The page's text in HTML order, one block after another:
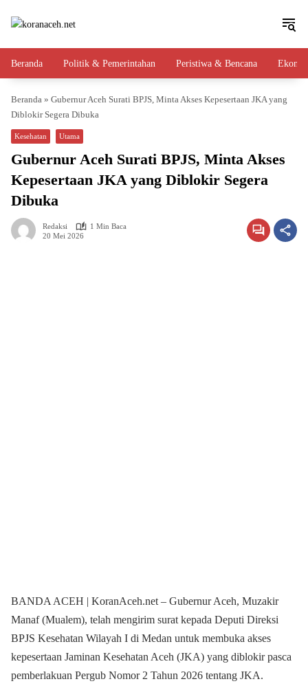
Beranda Politik & Pemerintahan Peristiwa & Bencana
Beranda » Gubernur Aceh Surati BPJS, Minta Akses Kepesertaan JKA yang
Diblokir Segera Dibuka
Kesehatan Utama
Gubernur Aceh Surati BPJS, Minta Akses
Kepesertaan JKA yang Diblokir Segera
Dibuka
Redaksi
1 Min Baca
20 Mei 2026
BANDA ACEH | KoranAceh.net – Gubernur Aceh, Muzakir
Manaf (Mualem), telah mengirim surat kepada Deputi Direksi
BPJS Kesehatan Wilayah I di Medan untuk membuka akses
kepesertaan Jaminan Kesehatan Aceh (JKA) yang diblokir pasca
pemberlakuan Pergub Nomor 2 Tahun 2026 tentang JKA.